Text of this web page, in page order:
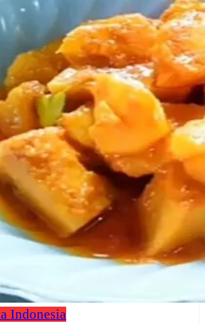
Indonesia